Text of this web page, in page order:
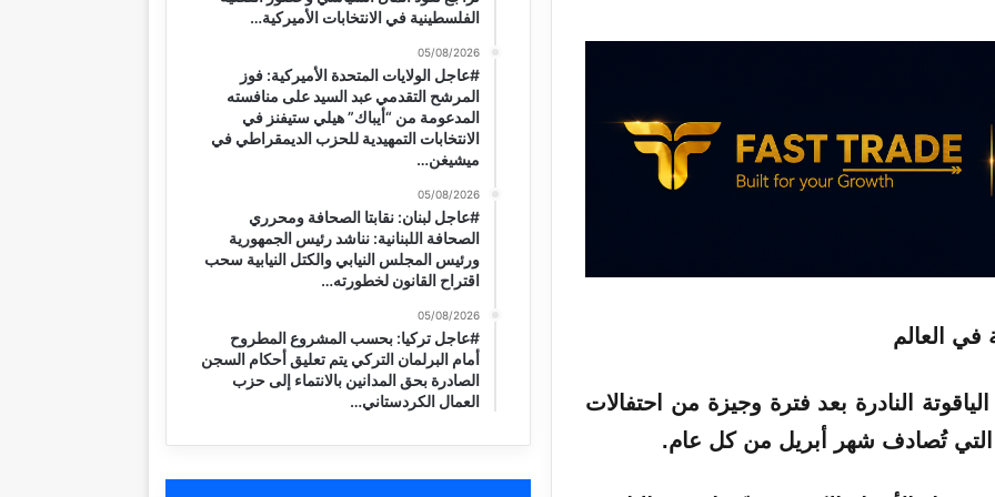
النادرة بعد فترة وجيزة من احتفالات
التي تُصادف شهر أبريل من كل عام.
الفلسطينية في الانتخابات الأميركية…
05/08/2026
#عاجل الولايات المتحدة الأميركية: فوز
المرشح التقدمي عبد السيد على منافسته
المدعومة من “أيباك” هيلي ستيفنز في
الانتخابات التمهيدية للحزب الديمقراطي في
ميشيغن…
05/08/2026
#عاجل لبنان: نقابتا الصحافة ومحرري
الصحافة اللبنانية: نناشد رئيس الجمهورية
ورئيس المجلس النيابي والكتل النيابية سحب
اقتراح القانون لخطورته…
05/08/2026
#عاجل تركيا: بحسب المشروع المطروح
أمام البرلمان التركي يتم تعليق أحكام السجن
الصادرة بحق المدانين بالانتماء إلى حزب
العمال الكردستاني…